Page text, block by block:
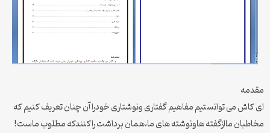
مقدمه
ای کاش می توانستیم مفاهیم گفتاری ونوشتاری خودراآن چنان تعریف کنیم که
مخاطبان ماازگفته هاونوشته های ما،همان برداشت راکنندکه مطلوب ماست!